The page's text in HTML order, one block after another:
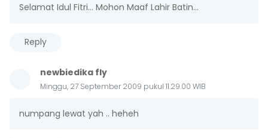
Selamat Idul Fitri... Mohon Maaf Lahir Batin...
Reply
newbiedika fly
Minggu, 27 September 2009 pukul 11.29.00 WIB
numpang lewat yah .. heheh